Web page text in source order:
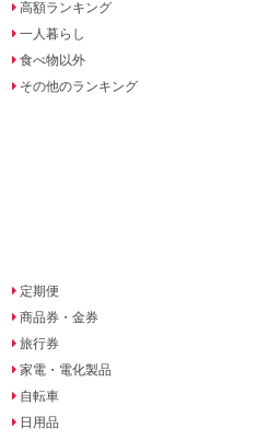
高額ランキング
一人暮らし
食べ物以外
その他のランキング
定期便
商品券・金券
旅行券
家電・電化製品
自転車
日用品